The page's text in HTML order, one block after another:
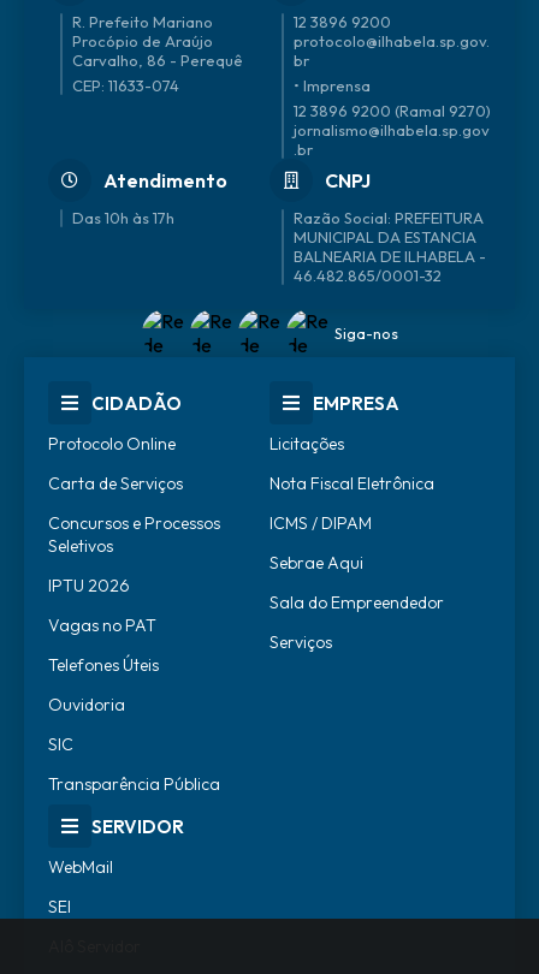
R. Prefeito Mariano
Procópio de Araújo
Carvalho, 86 - Perequê
CEP: 11633-074
12 3896 9200
protocolo@ilhabela.sp.gov.
br
• Imprensa
12 3896 9200 (Ramal 9270)
jornalismo@ilhabela.sp.gov
.br
Atendimento
Das 10h às 17h
CNPJ
46.482.865/0001-32
Siga-nos
CIDADÃO
Protocolo Online
Carta de Serviços
Concursos e Processos
Seletivos
IPTU 2026
Vagas no PAT
Telefones Úteis
Ouvidoria
SIC
Transparência Pública
EMPRESA
Licitações
Nota Fiscal Eletrônica
ICMS / DIPAM
Sebrae Aqui
Sala do Empreendedor
Serviços
SERVIDOR
WebMail
SEI